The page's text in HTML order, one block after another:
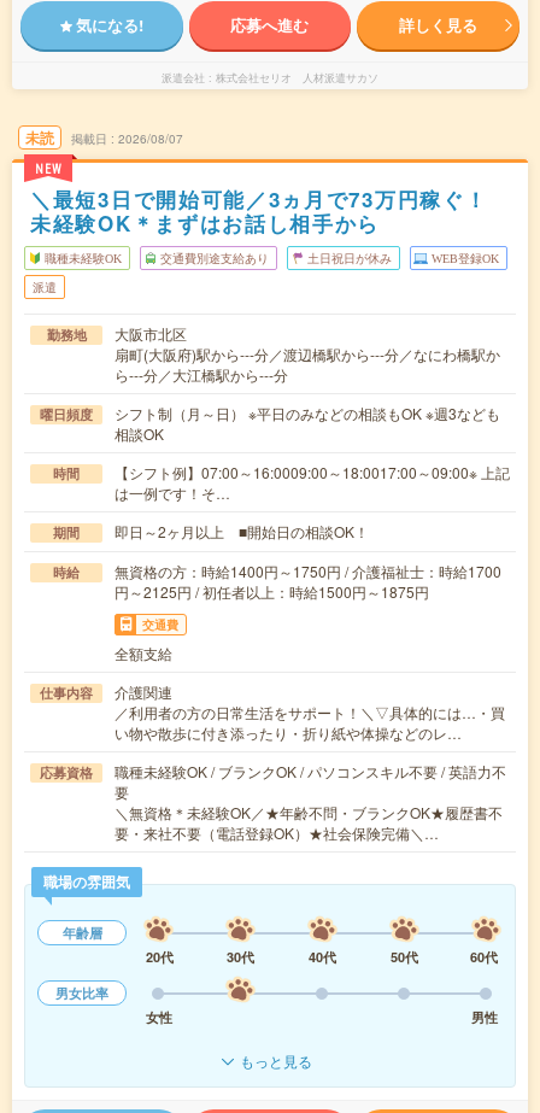
気になる! 応募へ進む 詳しく見る
派遣会社 株式会社セリオ 人材派遣サカソ
未読
NEW
掲載日 2026/08/07
＼最短3日で開始可能／3ヵ月で73万円稼ぐ！
未経験OK＊まずはお話し相手から
職種未経験OK 交通費別途支給あり 土日祝日が休み WEB登録OK
派遣
勤務地
大阪市北区
扇町(大阪府)駅から---分／渡辺橋駅から---分／なにわ橋駅か
ら---分／大江橋駅から---分
曜日頻度
シフト制（月～日） ※平日のみなどの相談もOK ※週3なども
相談OK
時間
【シフト例】07:00～16:0009:00～18:0017:00～09:00※ 上記
は一例です！そ…
期間 即日～2ヶ月以上 ■開始日の相談OK！
時給
無資格の方：時給1400円～1750円 / 介護福祉士：時給1700
円～2125円 / 初任者以上：時給1500円～1875円
交通費
全額支給
仕事内容
介護関連
／利用者の方の日常生活をサポート！＼▽具体的には…・買
い物や散歩に付き添ったり・折り紙や体操などのレ…
応募資格
職種未経験OK / ブランクOK / パソコンスキル不要 / 英語力不
要
＼無資格＊未経験OK／★年齢不問・ブランクOK★履歴書不
要・来社不要（電話登録OK）★社会保険完備＼…
職場の雰囲気
年齢層
20代
30代 40代 50代
60代
男女比率
女性
男性
もっと見る